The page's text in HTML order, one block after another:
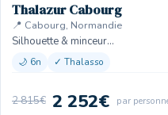
Thalazur Cabourg
📍 Cabourg, Normandie
Silhouette & minceur…
🌙 6n ✓ Thalasso
2 815€ 2 252€ par